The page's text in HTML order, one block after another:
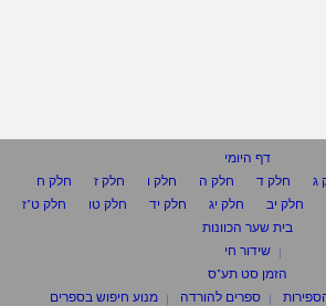
דף היומי
ג חלק ד חלק ה חלק ו חלק ז
חלק ח
חלק יב חלק יג חלק יד חלק טו
חלק ט"ז
בית שער הכוונות
שידור חי
הזמן סט תע"ס
ספרים להורדה
מנוע חיפוש בספרים